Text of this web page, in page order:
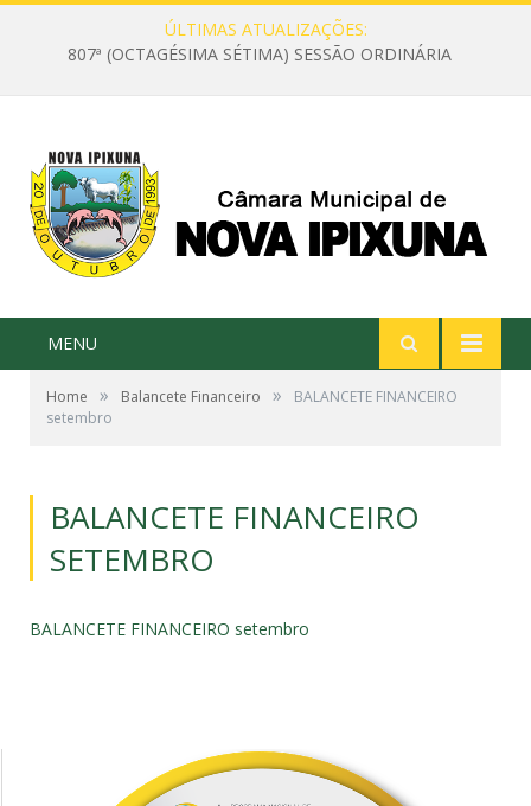
ÚLTIMAS ATUALIZAÇÕES:
807ª (OCTAGÉSIMA SÉTIMA) SESSÃO ORDINÁRIA
MENU
Home » Balancete Financeiro »
BALANCETE FINANCEIRO
setembro
BALANCETE FINANCEIRO
SETEMBRO
BALANCETE FINANCEIRO setembro